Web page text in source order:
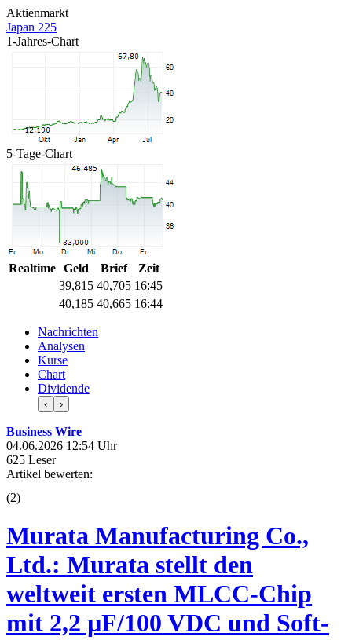
Aktienmarkt
Japan 225
1-Jahres-Chart
5-Tage-Chart
Realtime Geld Brief
Zeit
39,815 40,705 16:45
40,185 40,665 16:44
Nachrichten
Analysen
Kurse
Chart
Dividende
‹ ›
Business Wire
04.06.2026 12:54 Uhr
625 Leser
Artikel bewerten:
(2)
Murata Manufacturing Co.,
Ltd.: Murata stellt den
weltweit ersten MLCC-Chip
mit 2,2 µF/100 VDC und Soft-